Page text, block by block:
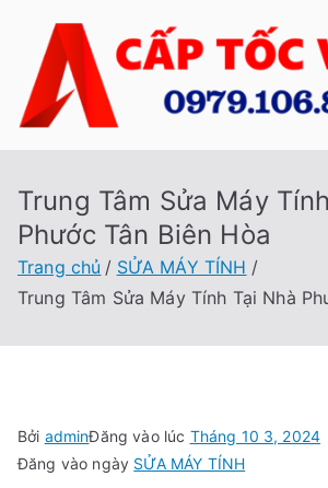
dung
Trung Tâm Sửa Máy
Phước Tân Biên Hòa
Trang chủ
SỬA MÁY TÍNH
Trung Tâm Sửa Máy Tính Tại Nhà
Bởi adminĐăng vào lúc Tháng 10 3, 2024
Đăng vào ngày SỬA MÁY TÍNH